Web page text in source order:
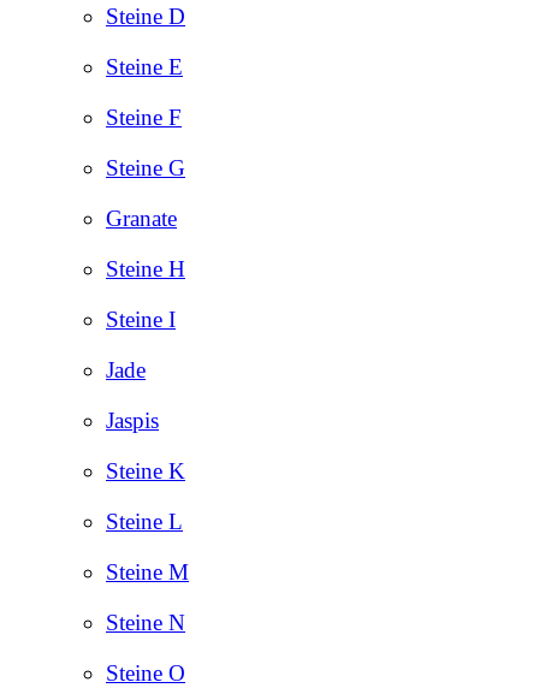
Steine D
Steine E
Steine F
Steine G
Granate
Steine H
Steine I
Jade
Jaspis
Steine K
Steine L
Steine M
Steine N
Steine O